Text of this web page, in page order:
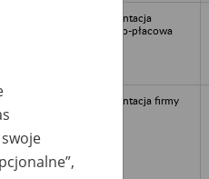
dokumentacja
osobowo-płacowa
dokumentacja firmy